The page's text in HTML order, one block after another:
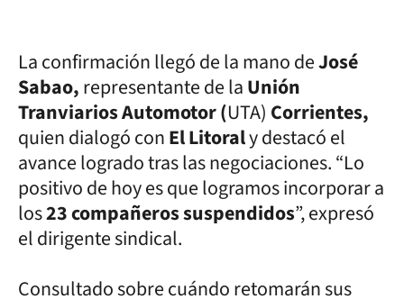
La confirmación llegó de la mano deJosé
Sabao,representante de laUnión
Tranviarios Automotor (UTA) Corrientes,
quien dialogó conEl Litoraly destacó el
avance logrado tras las negociaciones. “Lo
positivo de hoy es que logramos incorporar a
los23 compañeros suspendidos”, expresó
el dirigente sindical.
Consultado sobre cuándo retomarán sus